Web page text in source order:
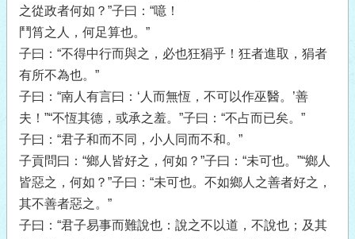
之從政者何如？”子曰：“噫！
鬥筲之人，何足算也。”
子曰：“不得中行而與之，必也狂狷乎！狂者進取，狷者
有所不為也。”
子曰：“南人有言曰：‘人而無恆，不可以作巫醫。’善
夫！”“不恆其德，或承之羞。”子曰：“不占而已矣。”
子曰：“君子和而不同，小人同而不和。”
子貢問曰：“鄉人皆好之，何如？”子曰：“未可也。”“鄉人
皆惡之，何如？”子曰：“未可也。不如鄉人之善者好之，
其不善者惡之。”
子曰：“君子易事而難說也：說之不以道，不說也；及其